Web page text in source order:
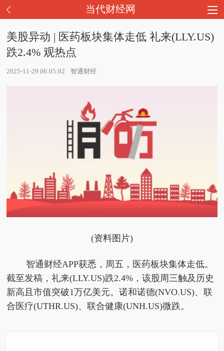
当代财经网
美股异动 | 医药板块集体走低 礼来(LLY.US)
跌2.4% 观热点
2025-11-29 06:05:02 智通财经
(资料图片)
智通财经APP获悉，周五，医药板块集体走低。
截至发稿，礼来(LLY.US)跌2.4%，该股周三触及历史
新高且市值突破1万亿美元。诺和诺德(NVO.US)、联
合医疗(UTHR.US)、联合健康(UNH.US)微跌。